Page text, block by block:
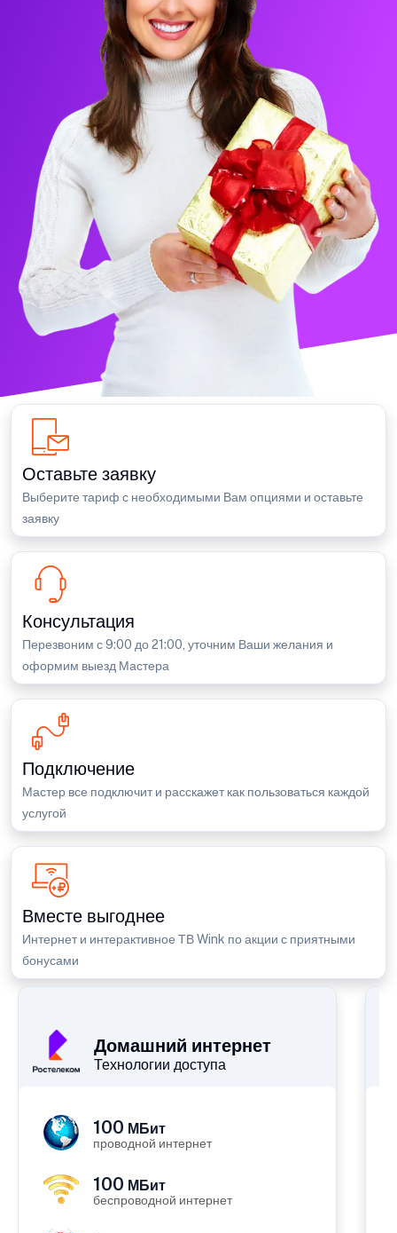
Оставьте заявку
Выберите тариф с необходимыми Вам опциями и оставьте
заявку
Консультация
Перезвоним с 9:00 до 21:00, уточним Ваши желания и
оформим выезд Мастера
Подключение
Мастер все подключит и расскажет как пользоваться каждой
услугой
Вместе выгоднее
Интернет и интерактивное ТВ Wink по акции с приятными
бонусами
Домашний интернет
Технологии доступа
100 МБит
проводной интернет
100 МБит
беспроводной интернет